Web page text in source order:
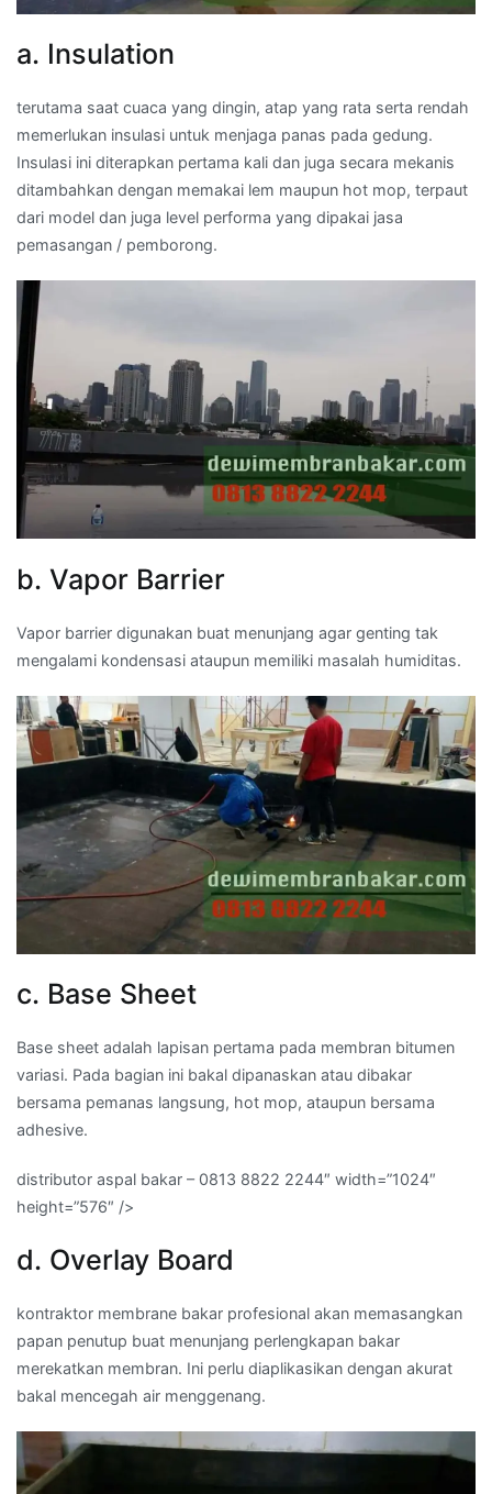
a. Insulation
terutama saat cuaca yang dingin, atap yang rata serta rendah
memerlukan insulasi untuk menjaga panas pada gedung.
Insulasi ini diterapkan pertama kali dan juga secara mekanis
ditambahkan dengan memakai lem maupun hot mop, terpaut
dari model dan juga level performa yang dipakai jasa
pemasangan / pemborong.
b. Vapor Barrier
Vapor barrier digunakan buat menunjang agar genting tak
mengalami kondensasi ataupun memiliki masalah humiditas.
c. Base Sheet
Base sheet adalah lapisan pertama pada membran bitumen
variasi. Pada bagian ini bakal dipanaskan atau dibakar
bersama pemanas langsung, hot mop, ataupun bersama
adhesive.
distributor aspal bakar – 0813 8822 2244″ width=”1024″
height=”576″ />
d. Overlay Board
kontraktor membrane bakar profesional akan memasangkan
papan penutup buat menunjang perlengkapan bakar
merekatkan membran. Ini perlu diaplikasikan dengan akurat
bakal mencegah air menggenang.